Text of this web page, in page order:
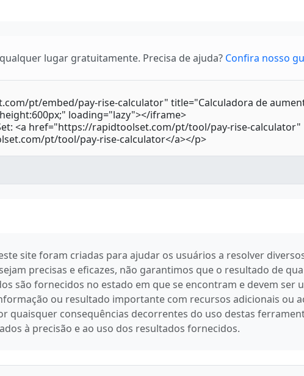
lugar gratuitamente. Precisa de ajuda? Confira nosso
site foram criadas para ajudar os usuários a resolver
precisas e eficazes, não garantimos que o resultado de
são fornecidos no estado em que se encontram e devem ser
ou resultado importante com recursos adicionais ou
quaisquer consequências decorrentes do uso destas
à precisão e ao uso dos resultados fornecidos.